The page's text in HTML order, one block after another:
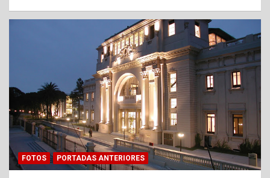
FOTOS PORTADAS ANTERIORES